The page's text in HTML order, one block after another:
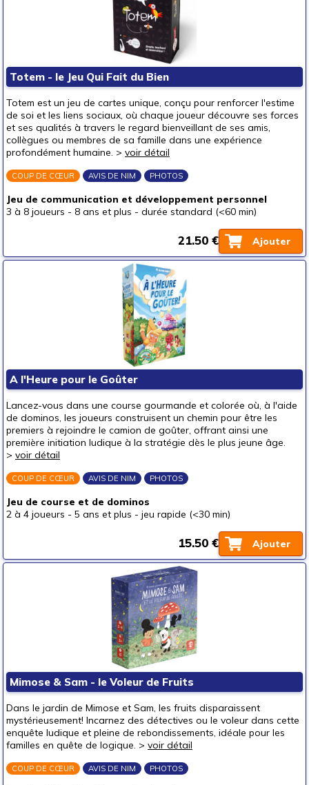
autour de 50 €
(1)
50 € et au-delà
Totem - le Jeu Qui Fait du Bien
Totem est un jeu de cartes unique, conçu pour renforcer l'estime
de soi et les liens sociaux, où chaque joueur découvre ses forces
et ses qualités à travers le regard bienveillant de ses amis,
collègues ou membres de sa famille dans une expérience
profondément humaine. > voir détail
COUP DE CŒUR AVIS DE NIM PHOTOS
Jeu de communication et développement personnel
3 à 8 joueurs - 8 ans et plus - durée standard (<60 min)
Ajouter
21.50 €
A l'Heure pour le Goûter
Lancez-vous dans une course gourmande et colorée où, à l'aide
de dominos, les joueurs construisent un chemin pour être les
premiers à rejoindre le camion de goûter, offrant ainsi une
première initiation ludique à la stratégie dès le plus jeune âge.
> voir détail
COUP DE CŒUR AVIS DE NIM PHOTOS
Jeu de course et de dominos
2 à 4 joueurs - 5 ans et plus - jeu rapide (<30 min)
Ajouter
15.50 €
Mimose & Sam - le Voleur de Fruits
Dans le jardin de Mimose et Sam, les fruits disparaissent
mystérieusement! Incarnez des détectives ou le voleur dans cette
enquête ludique et pleine de rebondissements, idéale pour les
familles en quête de logique. > voir détail
COUP DE CŒUR AVIS DE NIM PHOTOS